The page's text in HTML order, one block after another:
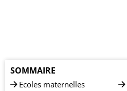
SOMMAIRE
Ecoles maternelles